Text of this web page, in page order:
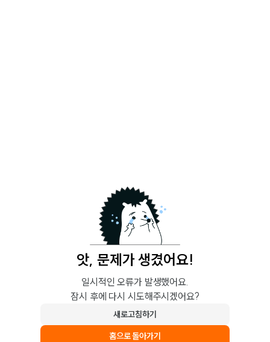
앗, 문제가 생겼어요!
일시적인 오류가 발생했어요.
잠시 후에 다시 시도해주시겠어요?
새로고침하기
홈으로 돌아가기